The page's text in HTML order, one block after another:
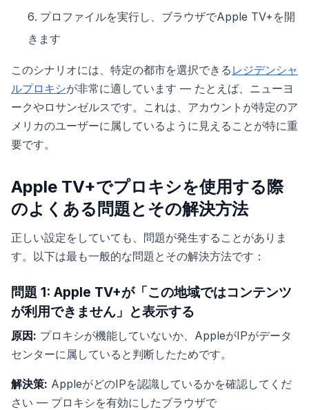
プロファイルを実行し、ブラウザでApple TV+を開
きます
このシナリオには、特定の都市を選択できる レジデンシャ
ルプロキシが非常に適しています — たとえば、ニューヨ
ークやロサンゼルスです。これは、アカウントが特定のア
メリカのユーザーに属しているように見えることが特に重
要です。
Apple TV+でプロキシを使用する際
のよくある問題とその解決方法
正しい設定をしていても、問題が発生することがありま
す。以下は最も一般的な問題とその解決方法です：
問題 1: Apple TV+が「この地域ではコンテンツ
が利用できません」と表示する
原因: プロキシが機能していないか、AppleがIPがデータ
センターに属していると判断したためです。
解決策: AppleがどのIPを認識しているかを確認してくだ
さい — プロキシを有効にしたブラウザで